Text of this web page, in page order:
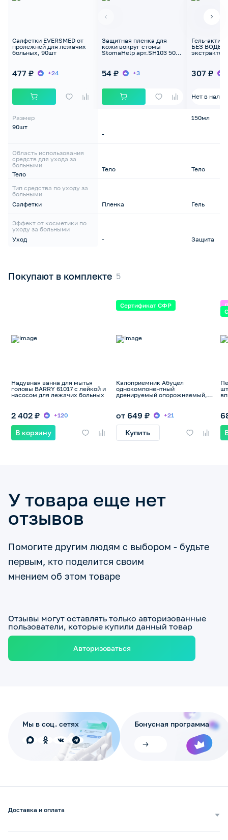
Салфетки EVERSMED от
пролежней для лежачих
больных, 90шт
477 ₽ +24
Размер
90шт
Область использования
средств для ухода за
больными
Тело
Тип средства по уходу за
больными
Салфетки
Эффект от косметики по
уходу за больными
Уход
Защитная пленка для
кожи вокруг стомы
StomaHelp арт.SH103 50
54 ₽ +3
-
Тело
Пленка
-
Гель-
БЕЗ ВОДЫ
экстрактом
307 ₽
Нет в
150мл
Тело
Гель
Защита
Покупают в комплекте
Надувная ванна для мытья
головы BARRY 61017 с лейкой и
насосом для лежачих больных
2 402 ₽ +120
В корзину
Сертификат СФР
Калоприемник Абуцел
однокомпонентный
дренируемый опорожняемый,
от 649 ₽ +21
Купить
У товара еще нет
отзывов
Помогите другим людям с выбором - будьте
первым, кто поделится своим
мнением об этом товаре
Отзывы могут оставлять только авторизованные
пользователи, которые купили данный товар
Авторизоваться
Мы в соц. сетях Бонусная программа
Доставка и оплата